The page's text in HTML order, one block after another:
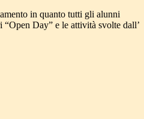
in quanto tutti gli alunni
Day” e le attività svolte dall’